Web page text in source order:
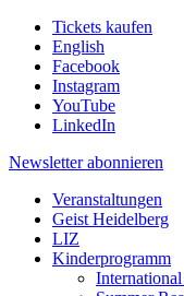
Tickets kaufen
English
Facebook
Instagram
YouTube
LinkedIn
Newsletter abonnieren
Veranstaltungen
Geist Heidelberg
LIZ
Kinderprogramm